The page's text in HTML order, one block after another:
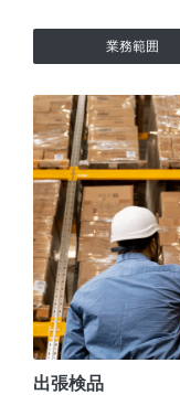
業務範囲
出張検品